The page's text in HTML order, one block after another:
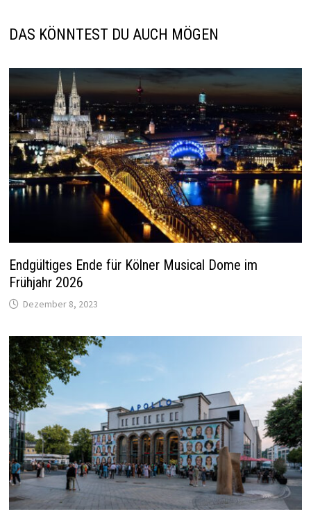
DAS KÖNNTEST DU AUCH MÖGEN
Endgültiges Ende für Kölner Musical Dome im
Frühjahr 2026
Dezember 8, 2023